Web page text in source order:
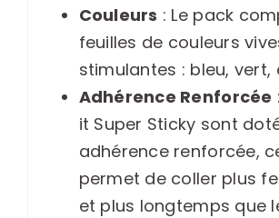
Couleurs : Le pack
feuilles de couleurs
stimulantes : bleu, vert,
Adhérence Renforcée
it Super Sticky sont
adhérence renforcée,
permet de coller plus
et plus longtemps que